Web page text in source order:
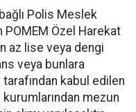
Polis Meslek
Özel Harekat
az lise veya dengi
veya bunlara
kabul edilen
mezun